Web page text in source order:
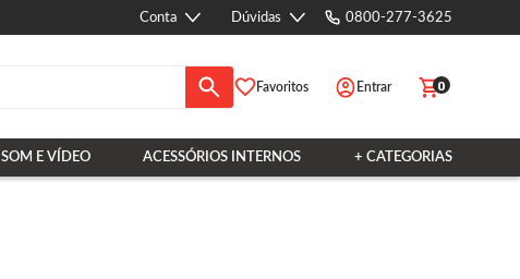
Conta Dúvidas 0800-277-3625
Favoritos Entrar 0
SOM E VÍDEO ACESSÓRIOS INTERNOS + CATEGORIAS